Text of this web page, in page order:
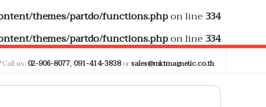
themes/partdo/functions.phpon line 334
themes/partdo/functions.phpon line 334
Call us: 02-906-8077,091-414-3838orsales@mktmagnetic.co.th